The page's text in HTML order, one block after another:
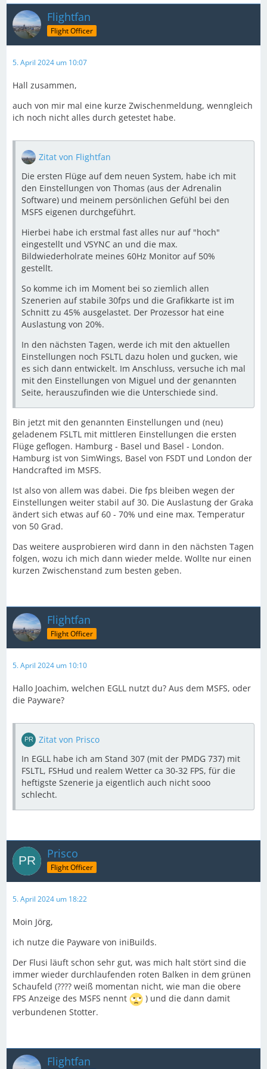
Flightfan
Flight Officer
5. April 2024 um 10:07
Hall zusammen,
auch von mir mal eine kurze Zwischenmeldung, wenngleich
ich noch nicht alles durch getestet habe.
Zitat von Flightfan
Die ersten Flüge auf dem neuen System, habe ich mit
den Einstellungen von Thomas (aus der Adrenalin
Software) und meinem persönlichen Gefühl bei den
MSFS eigenen durchgeführt.
Hierbei habe ich erstmal fast alles nur auf "hoch"
eingestellt und VSYNC an und die max.
Bildwiederholrate meines 60Hz Monitor auf 50%
gestellt.
So komme ich im Moment bei so ziemlich allen
Szenerien auf stabile 30fps und die Grafikkarte ist im
Schnitt zu 45% ausgelastet. Der Prozessor hat eine
Auslastung von 20%.
In den nächsten Tagen, werde ich mit den aktuellen
Einstellungen noch FSLTL dazu holen und gucken, wie
es sich dann entwickelt. Im Anschluss, versuche ich mal
mit den Einstellungen von Miguel und der genannten
Seite, herauszufinden wie die Unterschiede sind.
Bin jetzt mit den genannten Einstellungen und (neu)
geladenem FSLTL mit mittleren Einstellungen die ersten
Flüge geflogen. Hamburg - Basel und Basel - London.
Hamburg ist von SimWings, Basel von FSDT und London der
Handcrafted im MSFS.
Ist also von allem was dabei. Die fps bleiben wegen der
Einstellungen weiter stabil auf 30. Die Auslastung der Graka
ändert sich etwas auf 60 - 70% und eine max. Temperatur
von 50 Grad.
Das weitere ausprobieren wird dann in den nächsten Tagen
folgen, wozu ich mich dann wieder melde. Wollte nur einen
kurzen Zwischenstand zum besten geben.
Flightfan
Flight Officer
5. April 2024 um 10:10
Hallo Joachim, welchen EGLL nutzt du? Aus dem MSFS, oder
die Payware?
Zitat von Prisco
In EGLL habe ich am Stand 307 (mit der PMDG 737) mit
FSLTL, FSHud und realem Wetter ca 30-32 FPS, für die
heftigste Szenerie ja eigentlich auch nicht sooo
schlecht.
Prisco
Flight Officer
5. April 2024 um 18:22
Moin Jörg,
ich nutze die Payware von iniBuilds.
Der Flusi läuft schon sehr gut, was mich halt stört sind die
immer wieder durchlaufenden roten Balken in dem grünen
Schaufeld (???? weiß momentan nicht, wie man die obere
FPS Anzeige des MSFS nennt
) und die dann damit
verbundenen Stotter.
Flightfan